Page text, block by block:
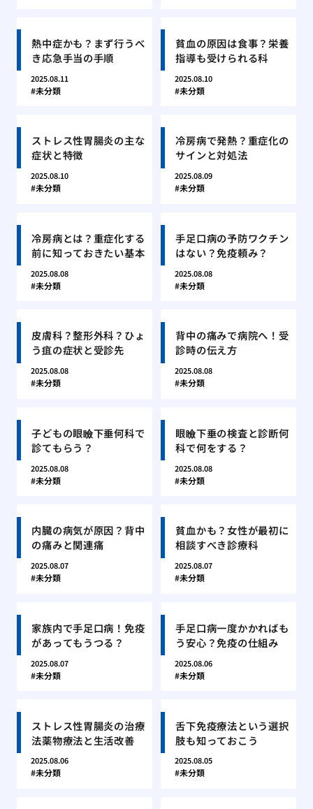
熱中症かも？まず行うべ
き応急手当の手順
2025.08.11
未分類
貧血の原因は食事？栄養
指導も受けられる科
2025.08.10
未分類
ストレス性胃腸炎の主な
症状と特徴
2025.08.10
未分類
冷房病で発熱？重症化の
サインと対処法
2025.08.09
未分類
冷房病とは？重症化する
前に知っておきたい基本
2025.08.08
未分類
手足口病の予防ワクチン
はない？免疫頼み？
2025.08.08
未分類
皮膚科？整形外科？ひょ
う疽の症状と受診先
2025.08.08
未分類
背中の痛みで病院へ！受
診時の伝え方
2025.08.08
未分類
子どもの眼瞼下垂何科で
診てもらう？
2025.08.08
未分類
眼瞼下垂の検査と診断何
科で何をする？
2025.08.08
未分類
内臓の病気が原因？背中
の痛みと関連痛
2025.08.07
未分類
貧血かも？女性が最初に
相談すべき診療科
2025.08.07
未分類
家族内で手足口病！免疫
があってもうつる？
2025.08.07
未分類
手足口病一度かかればも
う安心？免疫の仕組み
2025.08.06
未分類
ストレス性胃腸炎の治療
法薬物療法と生活改善
2025.08.06
未分類
舌下免疫療法という選択
肢も知っておこう
2025.08.05
未分類